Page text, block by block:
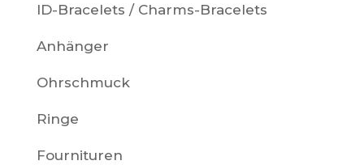
ID-Bracelets / Charms-Bracelets
Anhänger
Ohrschmuck
Ringe
Fournituren